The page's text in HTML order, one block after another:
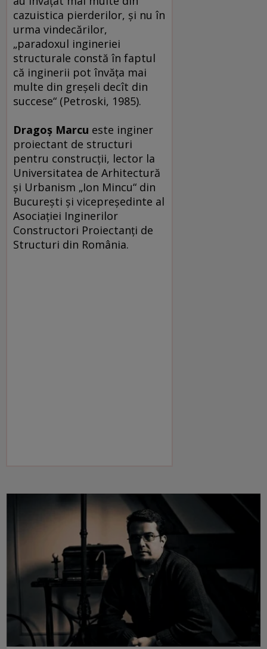
cazuistica pierderilor, şi nu în
urma vindecărilor,
„paradoxul ingineriei
structurale constă în faptul
că inginerii pot învăţa mai
multe din greşeli decît din
succese“ (Petroski, 1985).
Dragoş Marcu este inginer
proiectant de structuri
pentru construcţii, lector la
Universitatea de Arhitectură
şi Urbanism „Ion Mincu“ din
Bucureşti şi vicepreşedinte al
Asociaţiei Inginerilor
Constructori Proiectanţi de
Structuri din România.